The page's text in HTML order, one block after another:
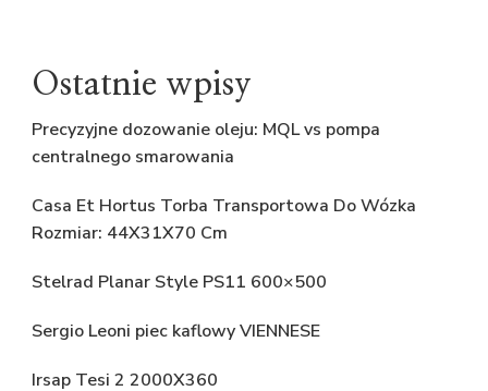
Ostatnie wpisy
Precyzyjne dozowanie oleju: MQL vs pompa
centralnego smarowania
Casa Et Hortus Torba Transportowa Do Wózka
Rozmiar: 44X31X70 Cm
Stelrad Planar Style PS11 600×500
Sergio Leoni piec kaflowy VIENNESE
Irsap Tesi 2 2000X360